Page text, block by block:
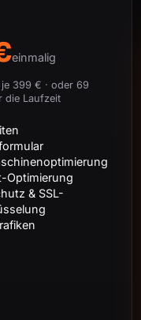
einmalig
399 € · oder 69
die Laufzeit
Optimierung
& SSL-